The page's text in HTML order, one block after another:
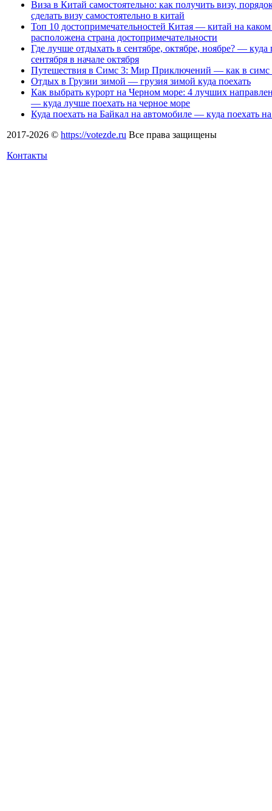
Виза в Китай самостоятельно: как получить визу,
сделать визу самостоятельно в китай
Топ 10 достопримечательностей Китая — китай на
расположена страна достопримечательности
Где лучше отдыхать в сентябре, октябре, ноябре? — куда
сентября в начале октября
Путешествия в Симс 3: Мир Приключений — как в симс
Отдых в Грузии зимой — грузия зимой куда поехать
Как выбрать курорт на Черном море: 4 лучших
— куда лучше поехать на черное море
Куда поехать на Байкал на автомобиле — куда поехать
2017-2026 © https://votezde.ru Все права защищены
Контакты